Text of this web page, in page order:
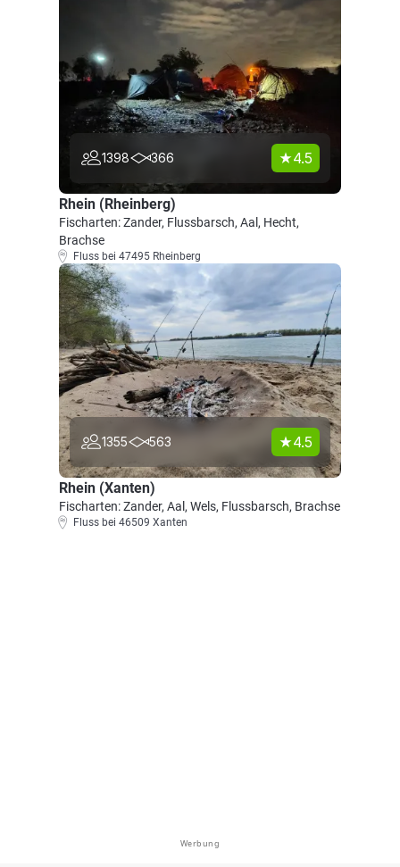
1398 366 4.5
Rhein (Rheinberg)
Fischarten: Zander, Flussbarsch, Aal, Hecht,
Brachse
Fluss bei 47495 Rheinberg
1355 563 4.5
Rhein (Xanten)
Fischarten: Zander, Aal, Wels, Flussbarsch, Brachse
Fluss bei 46509 Xanten
Werbung